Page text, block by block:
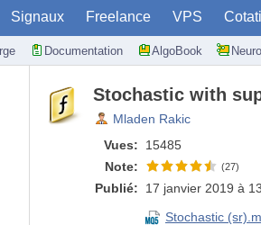
Signaux Freelance VPS
Documentation AlgoBook
Stochastic with
Mladen Rakic
Vues:
15485
Note:
(27)
Publié:
17 janvier 2019 à
Stochastic